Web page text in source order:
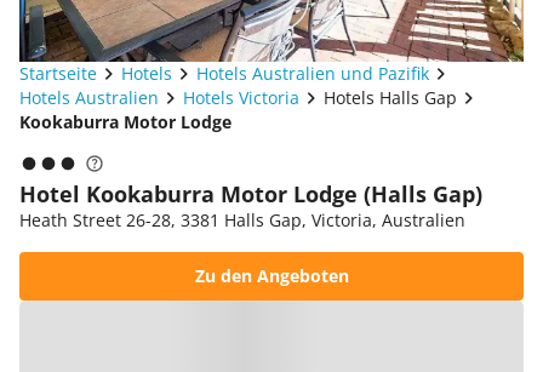
Startseite Hotels
Hotels Australien und Pazifik
Hotels Australien
Hotels Victoria
Hotels Halls Gap
Kookaburra Motor Lodge
Hotel Kookaburra Motor Lodge (Halls Gap)
Heath Street 26-28, 3381 Halls Gap, Victoria, Australien
Zu den Angeboten